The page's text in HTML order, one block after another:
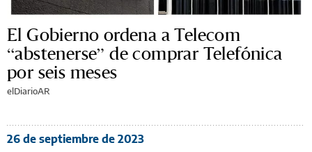
El Gobierno ordena a Telecom
“abstenerse” de comprar Telefónica
por seis meses
elDiarioAR
26 de septiembre de 2023